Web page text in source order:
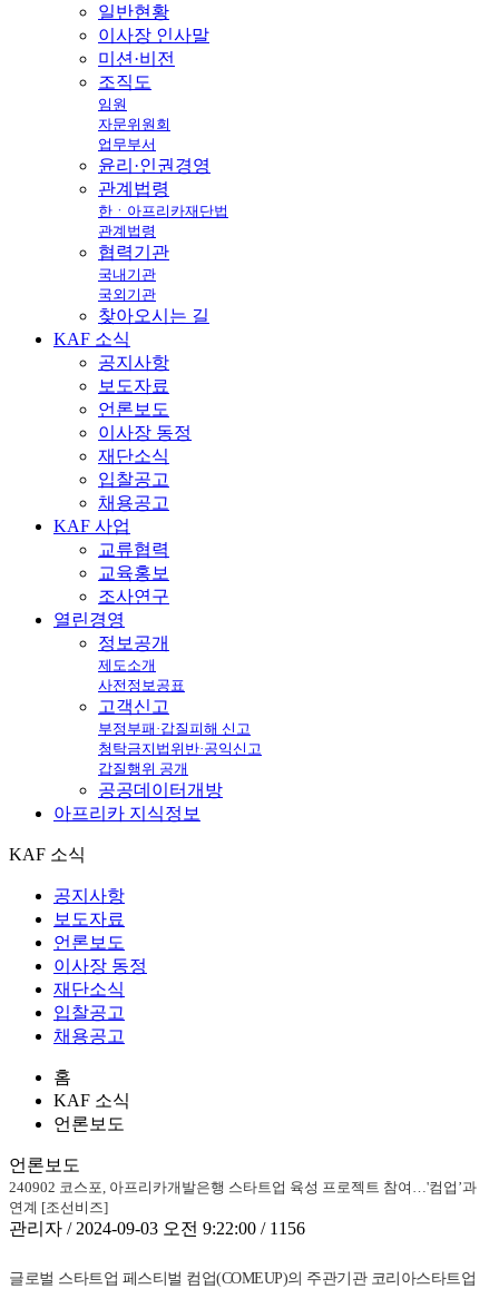
일반현황
이사장 인사말
미션·비전
조직도
임원
자문위원회
업무부서
윤리·인권경영
관계법령
한ㆍ아프리카재단법
관계법령
협력기관
국내기관
국외기관
찾아오시는 길
KAF 소식
공지사항
보도자료
언론보도
이사장 동정
재단소식
입찰공고
채용공고
KAF 사업
교류협력
교육홍보
조사연구
열린경영
정보공개
제도소개
사전정보공표
고객신고
부정부패·갑질피해 신고
청탁금지법위반·공익신고
갑질행위 공개
공공데이터개방
아프리카 지식정보
KAF 소식
공지사항
보도자료
언론보도
이사장 동정
재단소식
입찰공고
채용공고
홈
KAF 소식
언론보도
언론보도
240902 코스포, 아프리카개발은행 스타트업 육성 프로젝트 참여…'컴업’과
연계 [조선비즈]
관리자 / 2024-09-03 오전 9:22:00 / 1156
글로벌 스타트업 페스티벌 컴업(COMEUP)의 주관기관 코리아스타트업